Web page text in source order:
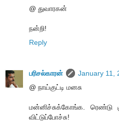
@ துவாரகன்
நன்றி!
Reply
பரிசல்காரன்
January 11,
@ நாய்குட்டி மனசு
மன்னிச்சுக்கோங்க. ரெண்டு
விட்டுப்போச்சு!